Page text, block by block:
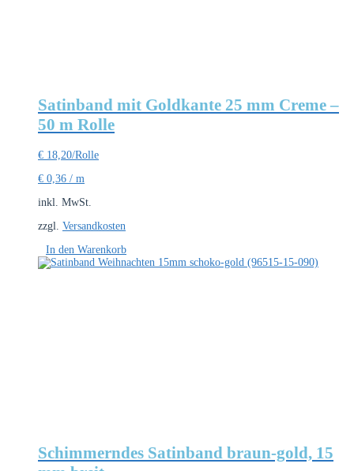
Satinband mit Goldkante 25 mm Creme –
50 m Rolle
€ 18,20/Rolle
€ 0,36 / m
inkl. MwSt.
zzgl. Versandkosten
In den Warenkorb
Schimmerndes Satinband braun-gold, 15